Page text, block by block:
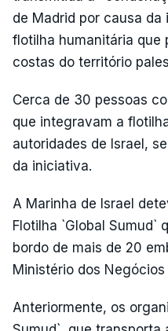
de Madrid por causa
flotilha humanitária que
costas do território
Cerca de 30 pessoas
que integravam a
autoridades de Israel,
da iniciativa.
A Marinha de Israel
Flotilha `Global Sumud`
bordo de mais de 20
Ministério dos
Anteriormente, os